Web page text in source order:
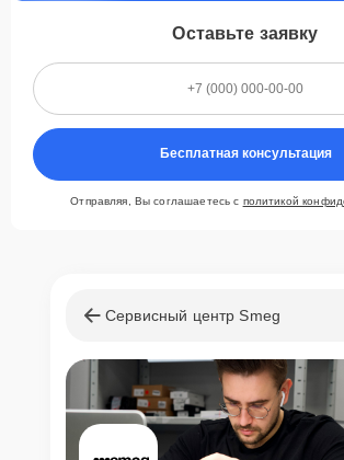
Оставьте заявку
Бесплатная консультация
Отправляя, Вы соглашаетесь с политикой
Сервисный центр Smeg